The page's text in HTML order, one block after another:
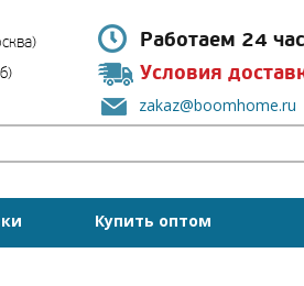
Работаем 24
Условия
zakaz@boomhome.ru
Купить оптом